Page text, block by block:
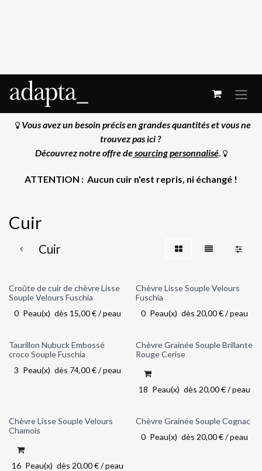
Vous avez un besoin précis en grandes quantités et vous ne
trouvez pas ici ?
Découvrez notre offre desourcing personnalisé.
ATTENTION : Aucun cuir n'est repris, ni échangé !
Cuir
Cuir
Out of stock
Croûte de cuir de chèvre Lisse
Souple Velours Fuschia
0 Peau(x) dès 15,00€/peau Out of stock
Chèvre Lisse Souple Velours
Fuschia
0 Peau(x) dès 20,00€/peau
Taurillon Nubuck Embossé
croco Souple Fuschia
3 Peau(x) dès 74,00€/peau
Chèvre Grainée Souple Brillante
Rouge Cerise
18 Peau(x) dès 20,00€/peau
Chèvre Lisse Souple Velours
Chamois
16 Peau(x) dès 20,00€/peau
Out of stock
Chèvre Grainée Souple Cognac
0 Peau(x) dès 20,00€/peau